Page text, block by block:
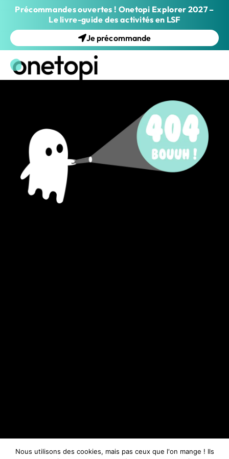
Précommandes ouvertes ! Onetopi Explorer 2027 –
Le livre-guide des activités en LSF
Je précommande
Nous utilisons des cookies, mais pas ceux que l'on mange ! Ils